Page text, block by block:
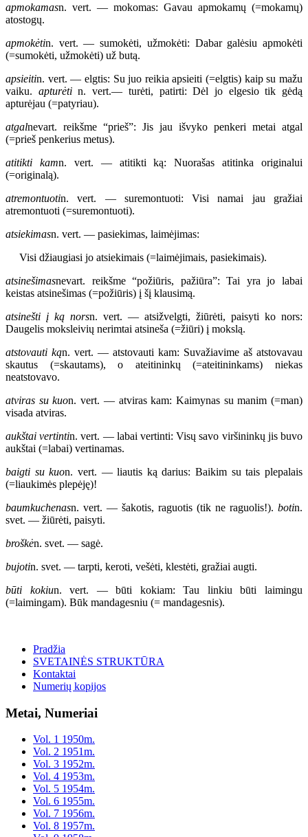
apmokamasn. vert. — mokomas: Gavau apmokamų (=mokamų)
atostogų.
apmokėtin. vert. — sumokėti, užmokėti: Dabar galėsiu apmokėti
(=sumokėti, užmokėti) už butą.
apsieitin. vert. — elgtis: Su juo reikia apsieiti (=elgtis) kaip su mažu
vaiku. apturėtin. vert.— turėti, patirti: Dėl jo elgesio tik gėdą
apturėjau (=patyriau).
atgalnevart. reikšme “prieš”: Jis jau išvyko penkeri metai atgal
(=prieš penkerius metus).
atitikti kamn. vert. — atitikti ką: Nuorašas atitinka originalui
(=originalą).
atremontuotin. vert. — suremontuoti: Visi namai jau gražiai
atremontuoti (=suremontuoti).
atsiekimasn. vert. — pasiekimas, laimėjimas:
Visi džiaugiasi jo atsiekimais (=laimėjimais, pasiekimais).
atsinešimasnevart. reikšme “požiūris, pažiūra”: Tai yra jo labai
keistas atsinešimas (=požiūris) į šį klausimą.
atsinešti į ką norsn. vert. — atsižvelgti, žiūrėti, paisyti ko nors:
Daugelis moksleivių nerimtai atsineša (=žiūri) į mokslą.
atstovauti kąn. vert. — atstovauti kam: Suvažiavime aš atstovavau
skautus (=skautams), o ateitininkų (=ateitininkams) niekas
neatstovavo.
atviras su kuon. vert. — atviras kam: Kaimynas su manim (=man)
visada atviras.
aukštai vertintin. vert. — labai vertinti: Visų savo viršininkų jis buvo
aukštai (=labai) vertinamas.
baigti su kuon. vert. — liautis ką darius: Baikim su tais plepalais
(=liaukimės plepėję)!
baumkuchenasn. vert. — šakotis, raguotis (tik ne raguolis!). botin.
svet. — žiūrėti, paisyti.
broškėn. svet. — sagė.
bujotin. svet. — tarpti, keroti, vešėti, klestėti, gražiai augti.
būti kokiun. vert. — būti kokiam: Tau linkiu būti laimingu
(=laimingam). Būk mandagesniu (= mandagesnis).
Pradžia
SVETAINĖS STRUKTŪRA
Kontaktai
Numerių kopijos
Metai, Numeriai
Vol. 1 1950m.
Vol. 2 1951m.
Vol. 3 1952m.
Vol. 4 1953m.
Vol. 5 1954m.
Vol. 6 1955m.
Vol. 7 1956m.
Vol. 8 1957m.